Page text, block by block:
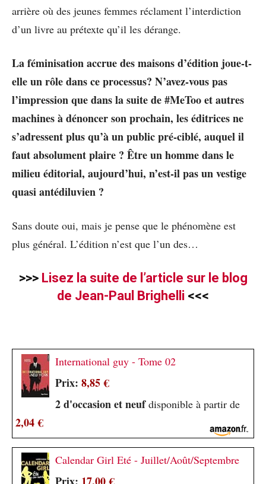
arrière où des jeunes femmes réclament l’interdiction
d’un livre au prétexte qu’il les dérange.
La féminisation accrue des maisons d’édition joue-t-
elle un rôle dans ce processus? N’avez-vous pas
l’impression que dans la suite de #MeToo et autres
machines à dénoncer son prochain, les éditrices ne
s’adressent plus qu’à un public pré-ciblé, auquel il
faut absolument plaire ? Être un homme dans le
milieu éditorial, aujourd’hui, n’est-il pas un vestige
quasi antédiluvien ?
Sans doute oui, mais je pense que le phénomène est
plus général. L’édition n’est que l’un des…
>>> Lisez la suite de l’article sur le blog
de Jean-Paul Brighelli <<<
International guy - Tome 02
Prix: 8,85 €
2 d'occasion et neufdisponible à partir de
2,04 €
Calendar Girl Eté - Juillet/Août/Septembre
Prix: 17,00 €